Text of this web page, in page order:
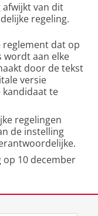
afwijkt van dit
regeling.
reglement dat op
wordt aan elke
door de tekst
versie
kandidaat te
regelingen
de instelling
10 december